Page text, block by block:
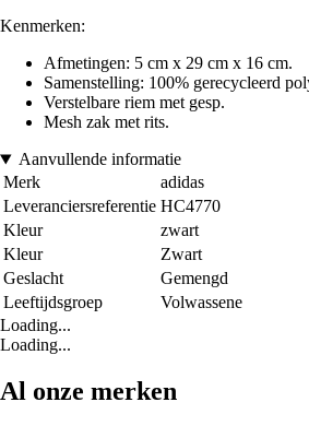
Kenmerken:
Afmetingen: 5 cm x 29 cm x 16 cm.
Samenstelling: 100% gerecycleerd
Verstelbare riem met gesp.
Mesh zak met rits.
Aanvullende informatie
Merk
adidas
Leveranciersreferentie HC4770
Kleur
zwart
Kleur
Zwart
Geslacht
Gemengd
Leeftijdsgroep
Volwassene
Loading...
Loading...
Al onze merken